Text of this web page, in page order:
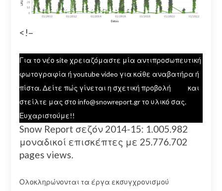
<!–
Για το νέο site χρειαζόμαστε μία αντιπροσωπευτική
φωτογραφία ή youtube video για κάθε αναβατήρα ή
πίστα. Δείτε πώς γίνεται η σχετική προβολή
και
στείλτε μας στο info@snowreport.gr το υλικό σας.
Ευχαριστούμε!!
Snow Report σεζόν 2014-15: 1.005.982
μοναδικοί επισκέπτες με 25.776.702
pages views.
Ολοκληρώνονται τα έργα εκσυγχρονισμού